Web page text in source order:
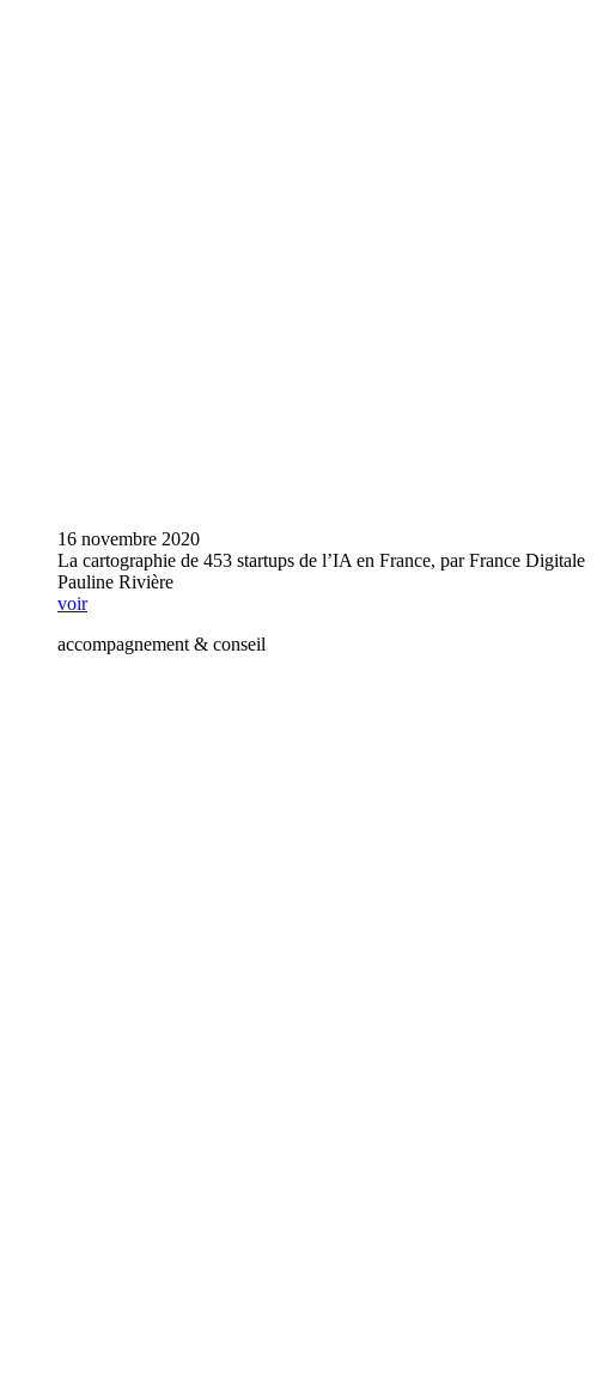
16 novembre 2020
La cartographie de 453 startups de l’IA en France, par France Digitale
Pauline Rivière
voir
accompagnement & conseil